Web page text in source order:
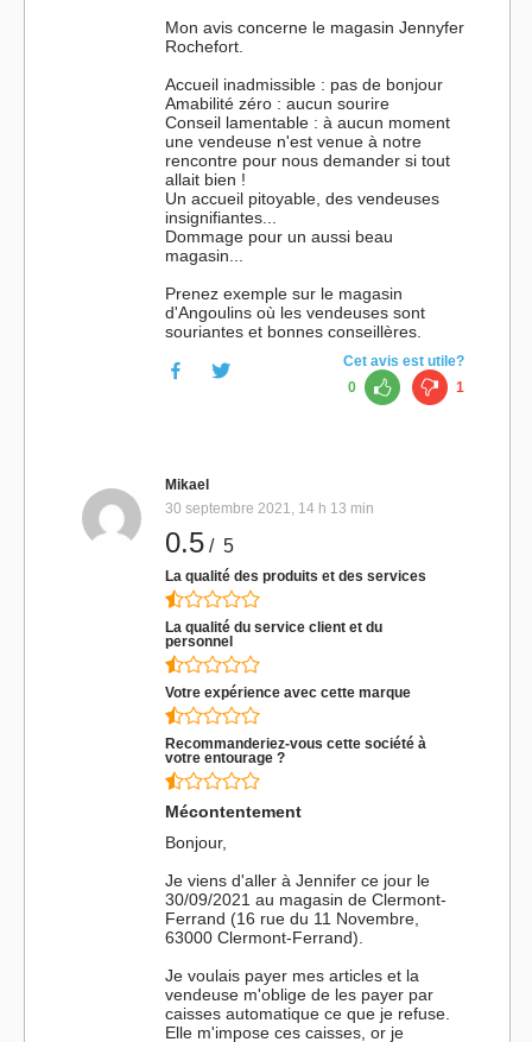
Mon avis concerne le magasin Jennyfer
Rochefort.
Accueil inadmissible : pas de bonjour
Amabilité zéro : aucun sourire
Conseil lamentable : à aucun moment
une vendeuse n'est venue à notre
rencontre pour nous demander si tout
allait bien !
Un accueil pitoyable, des vendeuses
insignifiantes...
Dommage pour un aussi beau
magasin...
Prenez exemple sur le magasin
d'Angoulins où les vendeuses sont
souriantes et bonnes conseillères.
Cet avis est utile?
0
1
Mikael
30 septembre 2021, 14 h 13 min
0.5 / 5
La qualité des produits et des services
La qualité du service client et du
personnel
Votre expérience avec cette marque
Recommanderiez-vous cette société à
votre entourage ?
Mécontentement
Bonjour,
Je viens d'aller à Jennifer ce jour le
30/09/2021 au magasin de Clermont-
Ferrand (16 rue du 11 Novembre,
63000 Clermont-Ferrand).
Je voulais payer mes articles et la
vendeuse m'oblige de les payer par
caisses automatique ce que je refuse.
Elle m'impose ces caisses, or je